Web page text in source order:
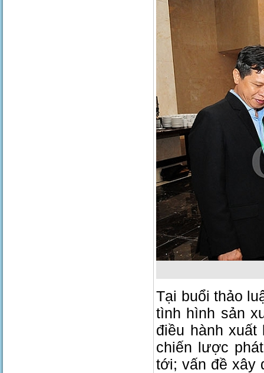
Tại buổi thảo
tình hình sản
điều hành
chiến lược
tới; vấn đề xây